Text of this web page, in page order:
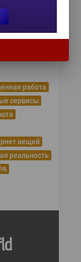
2026
работа
сервисы
вещей
реальность